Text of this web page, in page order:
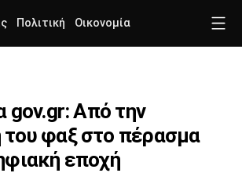
Πολιτική Οικονομία
gov.gr: Από την
του φαξ στο πέρασμα
εποχή